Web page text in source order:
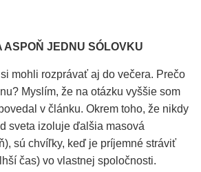
ASPOŇ JEDNU SÓLOVKU
mohli rozprávať aj do večera. Prečo
Myslím, že na otázku vyššie som
v článku. Okrem toho, že nikdy
sveta izoluje ďalšia masová
sú chvíľky, keď je príjemné stráviť
čas) vo vlastnej spoločnosti.